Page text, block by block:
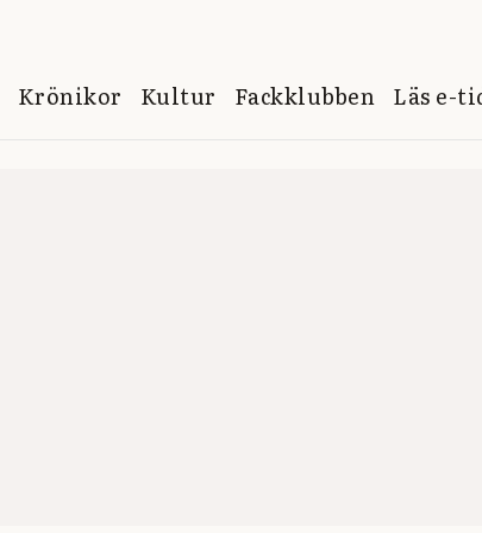
Krönikor Kultur Fackklubben Läs e-